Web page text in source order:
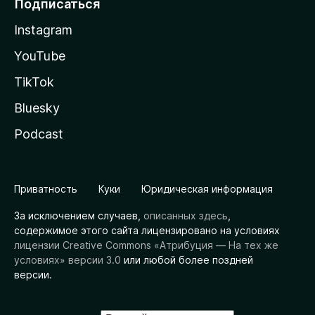
Подписаться
Instagram
YouTube
TikTok
Bluesky
Podcast
Приватность Куки Юридическая информация
За исключением случаев, описанных здесь
содержимое этого сайта лицензировано на условиях
лицензии Creative Commons «Атрибуция — На тех же
условиях» версии 3.0 или любой более поздней
версии.